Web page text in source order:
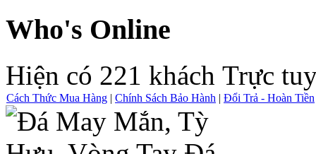
Who's Online
Hiện có 221 khách Trực
Cách Thức Mua Hàng | Chính Sách Bảo Hành | Đổi Trả - Hoàn Tiền